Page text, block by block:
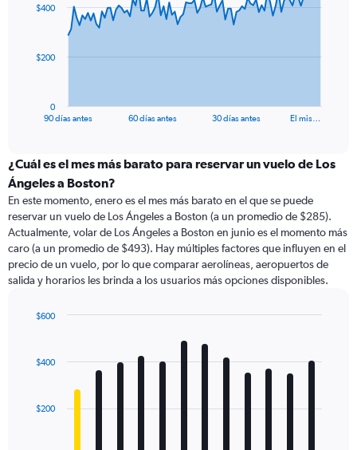
data
The
categories.
Range:
91
categories.
The
chart
has
1
Y
displaying
90 días antes 60 días antes 30 días antes El mis…
0
$200
$400
¿Cuál es el mes más barato para reservar un vuelo de Los
Ángeles a Boston?
En este momento, enero es el mes más barato en el que se puede
reservar un vuelo de Los Ángeles a Boston (a un promedio de $285).
Actualmente, volar de Los Ángeles a Boston en junio es el momento más
caro (a un promedio de $493). Hay múltiples factores que influyen en el
precio de un vuelo, por lo que comparar aerolíneas, aeropuertos de
salida y horarios les brinda a los usuarios más opciones disponibles.
with
12
The
$200
$400
$600